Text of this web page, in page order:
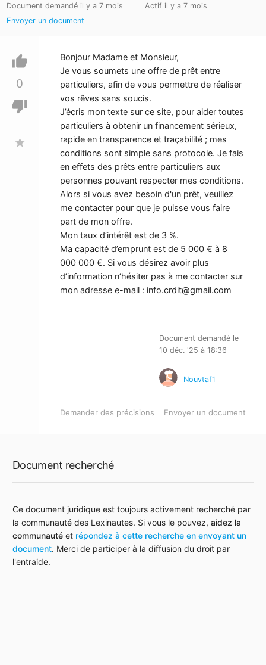
Document demandé il y a 7 mois
Actif il y a 7 mois
Envoyer un document
thumb_up
0
thumb_down
star
Bonjour Madame et Monsieur,
Je vous soumets une offre de prêt entre
particuliers, afin de vous permettre de réaliser
vos rêves sans soucis.
J’écris mon texte sur ce site, pour aider toutes
particuliers à obtenir un financement sérieux,
rapide en transparence et traçabilité ; mes
conditions sont simple sans protocole. Je fais
en effets des prêts entre particuliers aux
personnes pouvant respecter mes conditions.
Alors si vous avez besoin d'un prêt, veuillez
me contacter pour que je puisse vous faire
part de mon offre.
Mon taux d’intérêt est de 3 %.
Ma capacité d’emprunt est de 5 000 € à 8
000 000 €. Si vous désirez avoir plus
d’information n’hésiter pas à me contacter sur
mon adresse e-mail : info.crdit@gmail.com
Document demandé le
10 déc. '25 à 18:36
Nouvtaf1
Demander des précisions Envoyer un document
Document recherché
Ce document juridique est toujours activement recherché par
la communauté des Lexinautes. Si vous le pouvez, aidez la
communauté et répondez à cette recherche en envoyant un
document. Merci de participer à la diffusion du droit par
l'entraide.